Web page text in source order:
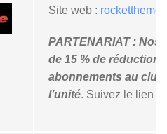
Site web :
PARTENARIAT :
de 15 % de réduction
abonnements au club
l’unité. Suivez le lien !